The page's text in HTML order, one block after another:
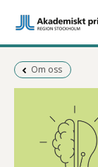
Föregående sida:
Om oss